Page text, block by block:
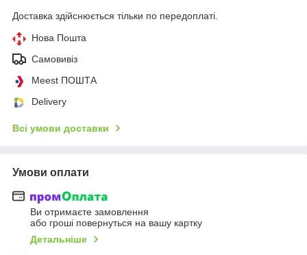
Доставка здійснюється тільки по передоплаті.
Нова Пошта
Самовивіз
Meest ПОШТА
Delivery
Всі умови доставки
Умови оплати
Ви отримаєте замовлення
або гроші повернуться на вашу картку
Детальніше